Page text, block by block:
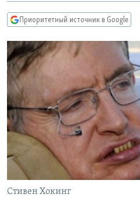
главной
навигации
Вернутся
поиску
IDEL.РЕАЛИИ
КАВКАЗ.РЕАЛИИ
СЕВЕР.РЕАЛИИ
СИБИРЬ.РЕАЛИИ
РАСПИСАНИЕ ВЕЩАНИЯ
ПОДПИШИТЕСЬ НА
СОЦИАЛЬНЫЕ СЕТИ
Приоритетный источник в Google
Стивен Хокинг